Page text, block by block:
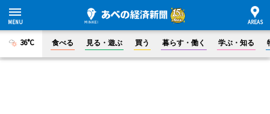
36°C 食べる 見る・遊ぶ 買う 暮らす・働く 学ぶ・知る